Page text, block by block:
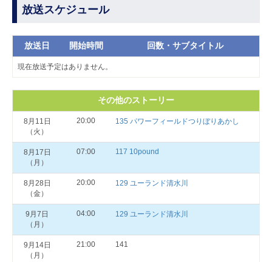
放送スケジュール
放送日 開始時間 回数・サブタイトル
現在放送予定はありません。
その他のストーリー
8月11日
（火）
20:00 135 パワーフィールドつりぼりあかし
8月17日
（月）
07:00 117 10pound
8月28日
（金）
20:00 129 ユーランド清水川
9月7日
（月）
04:00 129 ユーランド清水川
9月14日
（月）
21:00 141